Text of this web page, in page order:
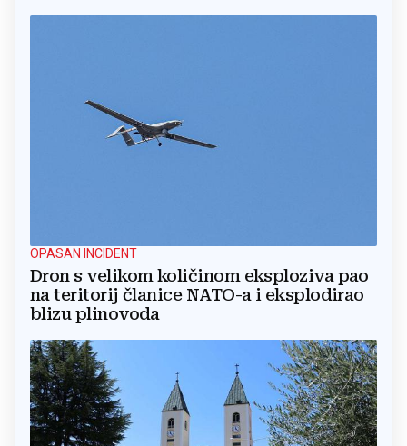
OPASAN INCIDENT
Dron s velikom količinom eksploziva pao
na teritorij članice NATO-a i eksplodirao
blizu plinovoda